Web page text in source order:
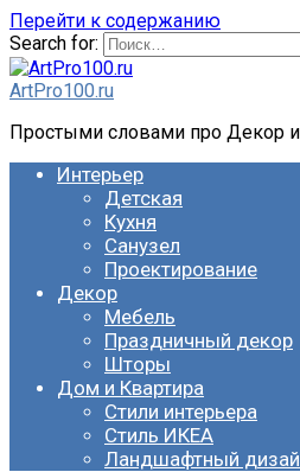
Перейти к содержанию
Search for:
ArtPro100.ru
Простыми словами про Декор и
Интерьер
Детская
Кухня
Санузел
Проектирование
Декор
Мебель
Праздничный декор
Шторы
Дом и Квартира
Стили интерьера
Стиль ИКЕА
Ландшафтный